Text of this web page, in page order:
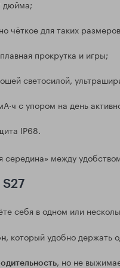
дюйма;
чёткое для таких
прокрутка и игры;
светосилой,
с упором на день
IP68.
середина» между
себя в одном или
, который удобно держать
, но не